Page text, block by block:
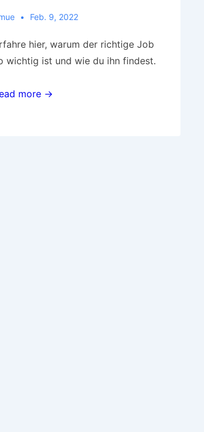
Feb. 9, 2022
hier, warum der richtige Job
wichtig ist und wie du ihn findest.
more →